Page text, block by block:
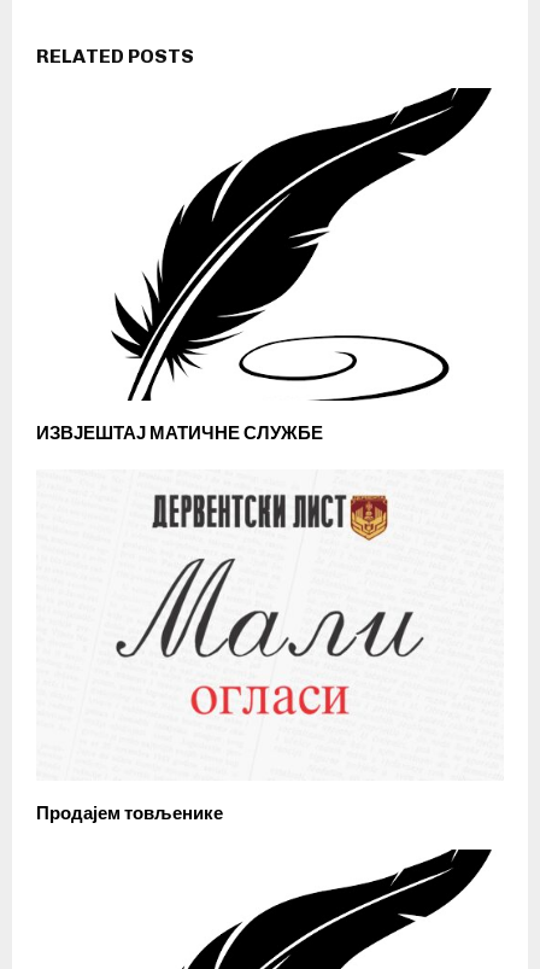
RELATED POSTS
ИЗВЈЕШТАЈ МАТИЧНЕ СЛУЖБЕ
Продајем товљенике